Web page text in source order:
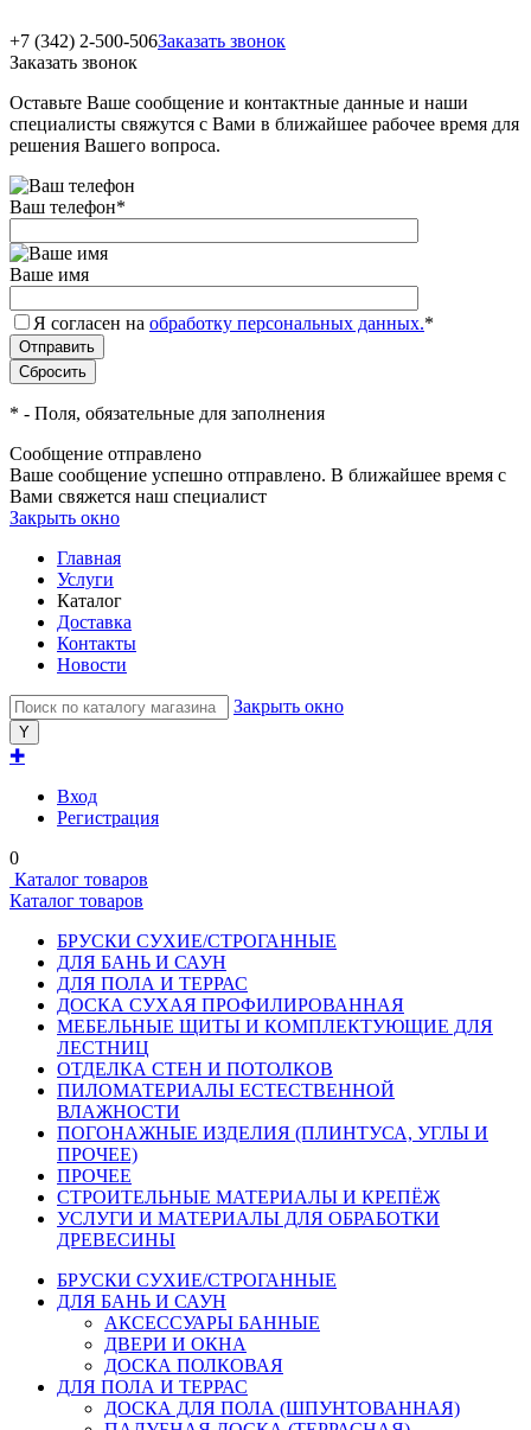
+7 (342) 2-500-506Заказать звонок
Заказать звонок
Оставьте Ваше сообщение и контактные данные и наши
специалисты свяжутся с Вами в ближайшее рабочее время для
решения Вашего вопроса.
Ваш телефон*
Ваше имя
Я согласен на обработку персональных данных.*
* - Поля, обязательные для заполнения
Сообщение отправлено
Ваше сообщение успешно отправлено. В ближайшее время с
Вами свяжется наш специалист
Закрыть окно
Главная
Услуги
Каталог
Доставка
Контакты
Новости
Закрыть окно
✚
Вход
Регистрация
0
Каталог товаров
Каталог товаров
БРУСКИ СУХИЕ/СТРОГАННЫЕ
ДЛЯ БАНЬ И САУН
ДЛЯ ПОЛА И ТЕРРАС
ДОСКА СУХАЯ ПРОФИЛИРОВАННАЯ
МЕБЕЛЬНЫЕ ЩИТЫ И КОМПЛЕКТУЮЩИЕ ДЛЯ
ЛЕСТНИЦ
ОТДЕЛКА СТЕН И ПОТОЛКОВ
ПИЛОМАТЕРИАЛЫ ЕСТЕСТВЕННОЙ
ВЛАЖНОСТИ
ПОГОНАЖНЫЕ ИЗДЕЛИЯ (ПЛИНТУСА, УГЛЫ И
ПРОЧЕЕ)
ПРОЧЕЕ
СТРОИТЕЛЬНЫЕ МАТЕРИАЛЫ И КРЕПЁЖ
УСЛУГИ И МАТЕРИАЛЫ ДЛЯ ОБРАБОТКИ
ДРЕВЕСИНЫ
БРУСКИ СУХИЕ/СТРОГАННЫЕ
ДЛЯ БАНЬ И САУН
АКСЕССУАРЫ БАННЫЕ
ДВЕРИ И ОКНА
ДОСКА ПОЛКОВАЯ
ДЛЯ ПОЛА И ТЕРРАС
ДОСКА ДЛЯ ПОЛА (ШПУНТОВАННАЯ)